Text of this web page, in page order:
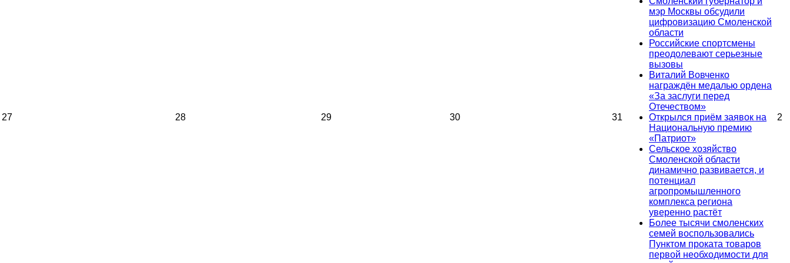
27 28 29 30 31
мэр Москвы обсудили
цифровизацию Смоленской
области
Российские спортсмены
преодолевают серьезные
вызовы
Виталий Вовченко
награждён медалью ордена
«За заслуги перед
Отечеством»
Открылся приём заявок на
Национальную премию
«Патриот»
Сельское хозяйство
Смоленской области
динамично развивается, и
потенциал
агропромышленного
комплекса региона
уверенно растёт
Более тысячи смоленских
семей воспользовались
Пунктом проката товаров
первой необходимости для
2